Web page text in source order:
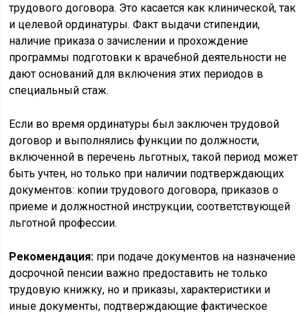
трудового договора. Это касается как клинической, так
и целевой ординатуры. Факт выдачи стипендии,
наличие приказа о зачислении и прохождение
программы подготовки к врачебной деятельности не
дают оснований для включения этих периодов в
специальный стаж.
Если во время ординатуры был заключен трудовой
договор и выполнялись функции по должности,
включенной в перечень льготных, такой период может
быть учтен, но только при наличии подтверждающих
документов: копии трудового договора, приказов о
приеме и должностной инструкции, соответствующей
льготной профессии.
Рекомендация: при подаче документов на назначение
досрочной пенсии важно предоставить не только
трудовую книжку, но и приказы, характеристики и
иные документы, подтверждающие фактическое